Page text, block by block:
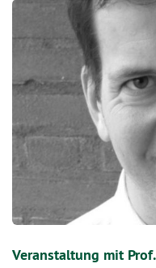
Veranstaltung mit